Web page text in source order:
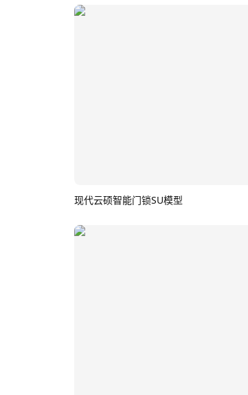
现代云硕智能门锁SU模型